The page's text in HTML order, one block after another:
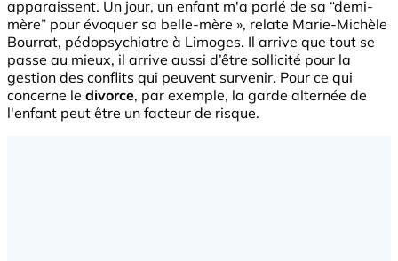
apparaissent. Un jour, un enfant m'a parlé de sa “demi-
mère” pour évoquer sa belle-mère », relate Marie-Michèle
Bourrat, pédopsychiatre à Limoges. Il arrive que tout se
passe au mieux, il arrive aussi d’être sollicité pour la
gestion des conflits qui peuvent survenir. Pour ce qui
concerne le divorce, par exemple, la garde alternée de
l'enfant peut être un facteur de risque.